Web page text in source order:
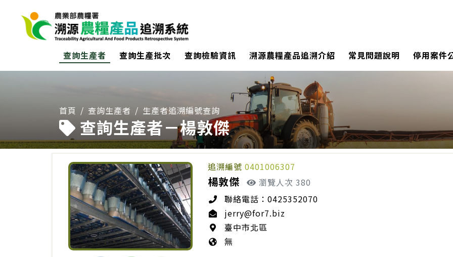
查詢生產者 查詢生產批次 查詢檢驗資訊 溯源農糧產品追溯介紹 常見問題說明
停用案件
首頁 查詢生產者 生產者追溯編號查詢
查詢生產者－楊敦傑
追溯編號 0401006307
楊敦傑
瀏覽人次 380
聯絡電話：0425352070
jerry@for7.biz
臺中市北區
無